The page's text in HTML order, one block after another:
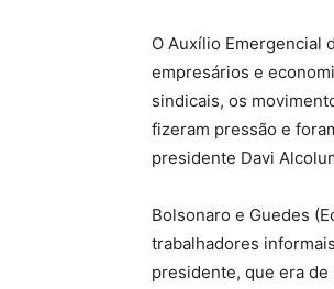
O Auxílio Emergencial
empresários e
sindicais, os
fizeram pressão e
presidente Davi
Bolsonaro e Guedes
trabalhadores
presidente, que era de